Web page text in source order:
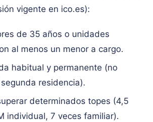
vigente en ico.es):
de 35 años o unidades
al menos un menor a cargo.
habitual y permanente (no
residencia).
determinados topes (4,5
individual, 7 veces familiar).